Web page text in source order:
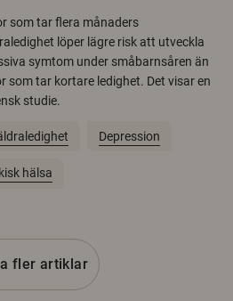
som tar flera månaders
löper lägre risk att utveckla
symtom under småbarnsåren än
som tar kortare ledighet. Det visar en
studie.
Depression
hälsa
fler artiklar